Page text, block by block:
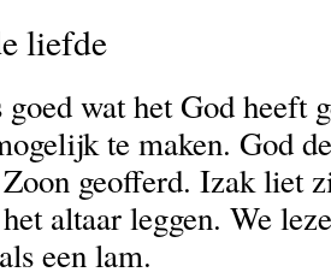
liefde
goed wat het God heeft
te maken. God
geofferd. Izak liet
altaar leggen. We
een lam.